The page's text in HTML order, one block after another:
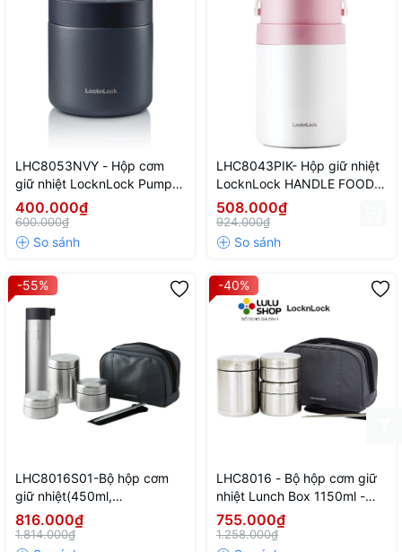
LHC8053NVY - Hộp cơm
giữ nhiệt LocknLock Pump
Vacuum Lunch box 500ml -
Màu xanh navy
400.000₫
600.000₫
LHC8043PIK- Hộp giữ nhiệt
LocknLock HANDLE FOOD
JAR-1L- Màu hồng
508.000₫
924.000₫
-55%
LHC8016S01-Bộ hộp cơm
giữ nhiệt(450ml,
420ml,280ml) + bình giữ
nhiệt (400ml) L&L bằng thép
816.000₫
1.814.000₫
-40%
LHC8016 - Bộ hộp cơm giữ
nhiệt Lunch Box 1150ml -
Hộp giữ nhiệt 450ml*1, hộp
inox 280ml*1 / 420ml*1,
755.000₫
1.258.000₫